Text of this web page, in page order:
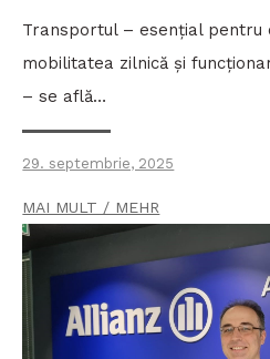
Transportul – esențial pentru
mobilitatea zilnică și
– se află…
29. septembrie, 2025
MAI MULT / MEHR